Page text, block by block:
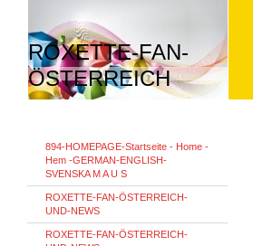
ROXETTE-FAN-
ÖSTERREICH
894-HOMEPAGE-Startseite - Home -
Hem -GERMAN-ENGLISH-
SVENSKA M A U S
ROXETTE-FAN-ÖSTERREICH-
UND-NEWS
ROXETTE-FAN-ÖSTERREICH-